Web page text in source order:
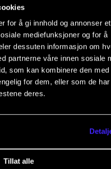
for å gi innhold og annonser et
mediefunksjoner og for å
dessuten informasjon om
partnerne våre innen sosiale
som kan kombinere den med
for dem, eller som de
deres.
Tillat alle
(kanskje) kan vi tenke på
instruert til – eller bare
billettar) – sitte stille,
oppleving – uansett form